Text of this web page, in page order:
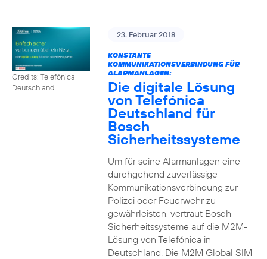
Credits: Telefónica
Deutschland
23. Februar 2018
KONSTANTE
KOMMUNIKATIONSVERBINDUNG FÜR
ALARMANLAGEN:
Die digitale Lösung
von Telefónica
Deutschland für
Bosch
Sicherheitssysteme
Um für seine Alarmanlagen eine
durchgehend zuverlässige
Kommunikationsverbindung zur
Polizei oder Feuerwehr zu
gewährleisten, vertraut Bosch
Sicherheitssysteme auf die M2M-
Lösung von Telefónica in
Deutschland. Die M2M Global SIM